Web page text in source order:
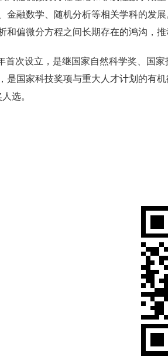
金融数学、随机分析等相关学科的发
和偏微分方程之间长期存在的鸿沟，
首次设立，是继国家自然科学奖、国
是国家科技奖项与重大人才计划的有
选。